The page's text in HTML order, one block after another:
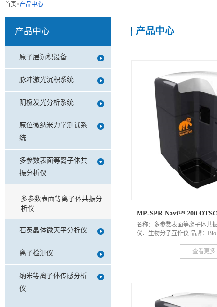
首页>产品中心
产品中心
原子层沉积设备
脉冲激光沉积系统
阴极发光分析系统
原位微纳米力学测试系
统
多参数表面等离子体共
振分析仪
多参数表面等离子体共振分
析仪
石英晶体微天平分析仪
离子检测仪
纳米等离子体传感分析
仪
产品中心
MP-SPR Navi™ 200
名称：多参数表面等离子体共
仪、生物分子互作仪 品牌：
查看更多